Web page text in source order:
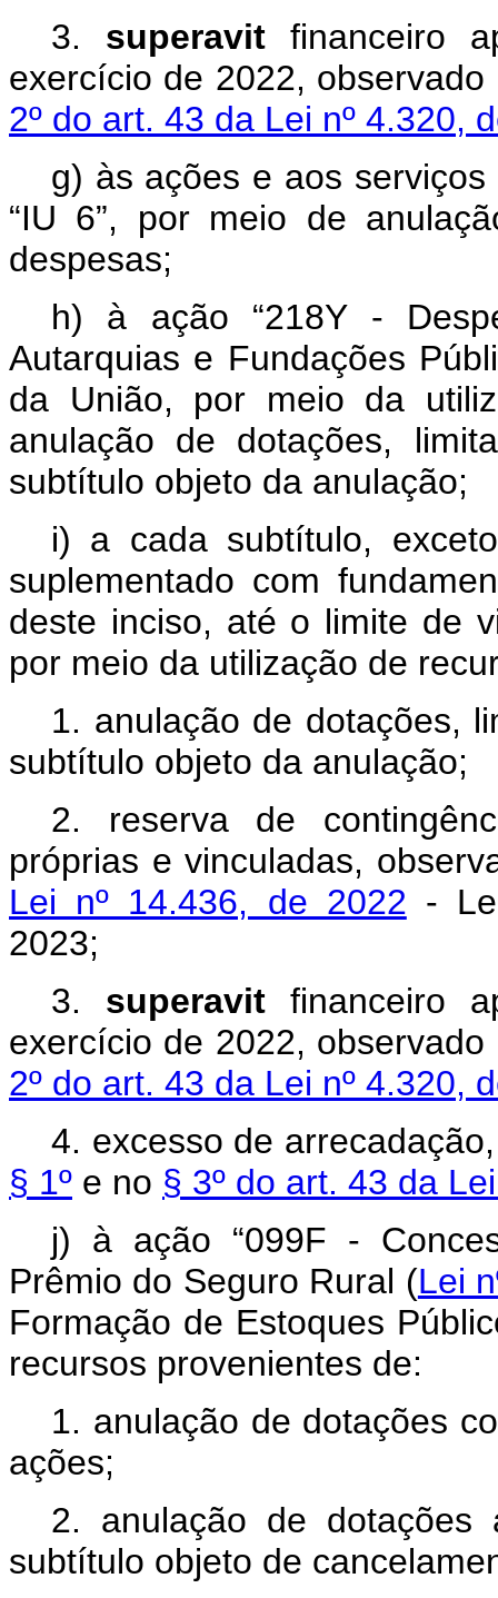
3. superavitfinanceiro
exercício de 2022,
2º do art. 43 da Lei nº 4.320,
g) às ações e aos
“IU 6”, por meio de
despesas;
h) à ação “218Y -
Autarquias e Fundações
da União, por meio da
anulação de dotações,
subtítulo objeto da anulação;
i) a cada subtítulo,
suplementado com
deste inciso, até o limite de
por meio da utilização de
1. anulação de dotações,
subtítulo objeto da anulação;
2. reserva de
próprias e vinculadas,
Lei nº 14.436, de 2022 -
2023;
3. superavitfinanceiro
exercício de 2022,
2º do art. 43 da Lei nº 4.320,
4. excesso de
§ 1º e no § 3º do art. 43 da
j) à ação “099F -
Prêmio do Seguro Rural (Lei
Formação de Estoques
recursos provenientes de:
1. anulação de dotações
ações;
2. anulação de
subtítulo objeto de